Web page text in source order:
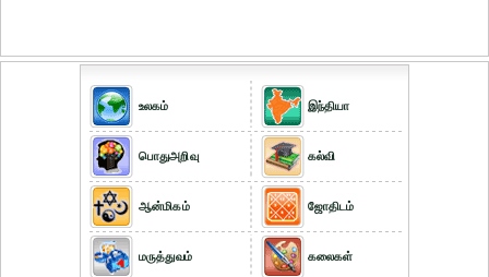
உலகம்
பொதுஅறிவு
ஆன்மிகம்
மருத்துவம்
இந்தியா
கல்வி
ஜோதிடம்
கலைகள்